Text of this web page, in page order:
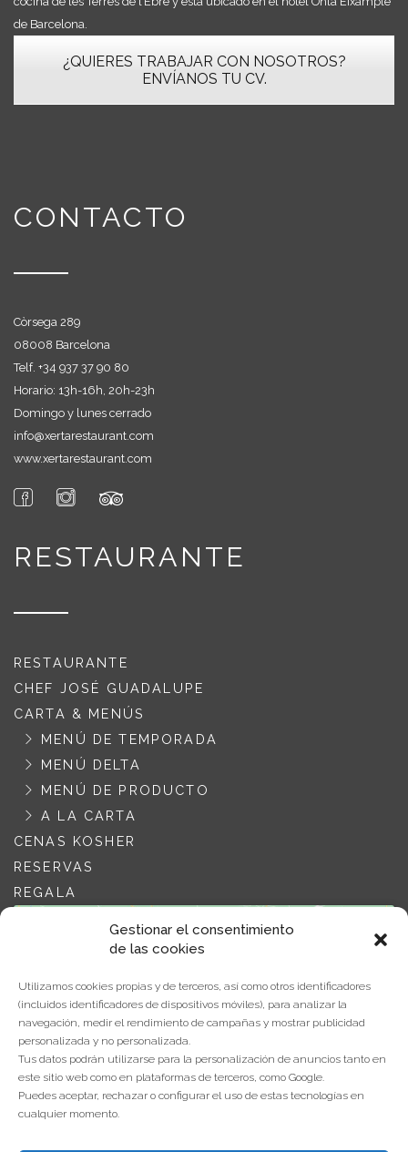
Gestionar el consentimiento
de las cookies
Utilizamos cookies propias y de terceros, así como otros identificadores
(incluidos identificadores de dispositivos móviles), para analizar la
navegación, medir el rendimiento de campañas y mostrar publicidad
personalizada y no personalizada.
Tus datos podrán utilizarse para la personalización de anuncios tanto en
este sitio web como en plataformas de terceros, como Google.
Puedes aceptar, rechazar o configurar el uso de estas tecnologías en
cualquier momento.
de Barcelona.
¿QUIERES TRABAJAR CON NOSOTROS?
ENVÍANOS TU CV.
CONTACTO
Còrsega 289
08008 Barcelona
Telf. +34 937 37 90 80
Horario: 13h-16h, 20h-23h
Domingo y lunes cerrado
info@xertarestaurant.com
www.xertarestaurant.com
RESTAURANTE
RESTAURANTE
CHEF JOSÉ GUADALUPE
CARTA & MENÚS
MENÚ DE TEMPORADA
MENÚ DELTA
MENÚ DE PRODUCTO
A LA CARTA
CENAS KOSHER
RESERVAS
REGALA
Haz clic para aceptar cookies de